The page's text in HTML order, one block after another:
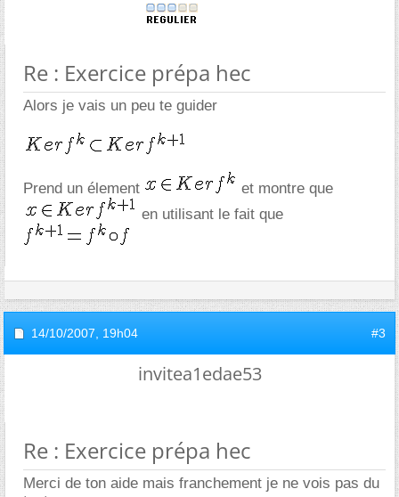
Re : Exercice prépa hec
Alors je vais un peu te guider
Prend un élement
et montre que
en utilisant le fait que
14/10/2007, 19h04 #3
invitea1edae53
Re : Exercice prépa hec
Merci de ton aide mais franchement je ne vois pas du